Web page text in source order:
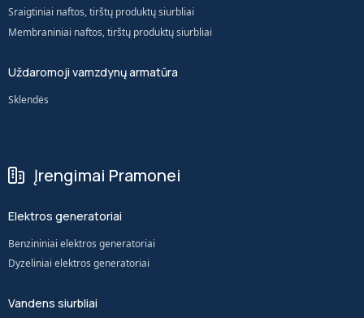
Sraigtiniai naftos, tirštų produktų siurbliai
Membraniniai naftos, tirštų produktų siurbliai
Uždaromoji vamzdynų armatūra
Sklendės
Įrengimai Pramonei
Elektros generatoriai
Benzininiai elektros generatoriai
Dyzeliniai elektros generatoriai
Vandens siurbliai